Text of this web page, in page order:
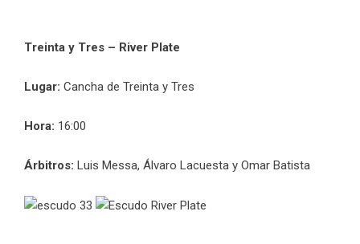
Treinta y Tres – River Plate
Lugar: Cancha de Treinta y Tres
Hora: 16:00
Árbitros: Luis Messa, Álvaro Lacuesta y Omar Batista